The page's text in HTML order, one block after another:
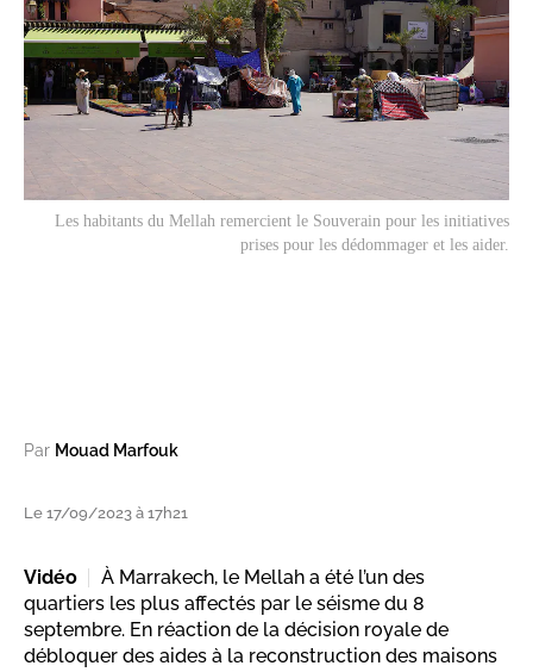
Les habitants du Mellah remercient le Souverain pour les initiatives
prises pour les dédommager et les aider.
Par Mouad Marfouk
Le 17/09/2023 à 17h21
Vidéo
À Marrakech, le Mellah a été l’un des
quartiers les plus affectés par le séisme du 8
septembre. En réaction de la décision royale de
débloquer des aides à la reconstruction des maisons